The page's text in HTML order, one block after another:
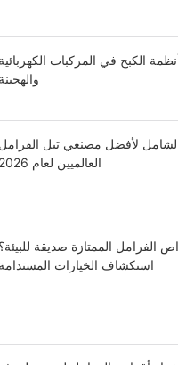
الكبح في المركبات الكهربائية
والهجينة
الشامل لأفضل مصنعي تيل الفرامل
العالميين لعام 2026
الفرامل الممتازة صديقة للبيئة؟
استكشاف الخيارات المستدامة